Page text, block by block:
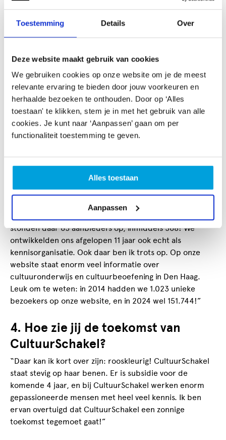
Toestemming Details Over
Deze website maakt gebruik van cookies
We gebruiken cookies op onze website om je de meest
relevante ervaring te bieden door jouw voorkeuren en
herhaalde bezoeken te onthouden. Door op ‘Alles
toestaan' te klikken, stem je in met het gebruik van alle
cookies. Je kunt naar ‘Aanpassen’ gaan om per
functionaliteit toestemming te geven.
Alles toestaan
Aanpassen
ontwikkeling die CultuurSchakel en cultuureducatie en -
beoefening in de stad sinds het begin hebben
doorgemaakt.
Ik ben trots dat we tegenwoordig zo veel kinderen en
jongeren bereiken. Een prachtige prestatie. Ik ben ook
trots dat we ons als organisatie veel meer zijn gaan
richten op de diversiteit van cultuurbeoefening in de
stad. In het begin subsidieerden en adviseerden we
vooral traditionele verenigingen of aanbieders van
cursussen. Inmiddels hebben we veel meer oog voor de
talloze informele groepen en individuen die in deze stad
cultuur maken. We hebben voor hen speciale
subsidieregelingen in het leven geroepen, waarbij je
geen stichting of vereniging hoeft te zijn en heel
laagdrempelig subsidie kan aanvragen. Daarnaast
hebben we een mooie culturele kaart waar de
stonden daar 65 aanbieders op, inmiddels 568! We
ontwikkelden ons afgelopen 11 jaar ook echt als
kennisorganisatie. Ook daar ben ik trots op. Op onze
website staat enorm veel informatie over
cultuuronderwijs en cultuurbeoefening in Den Haag.
Leuk om te weten: in 2014 hadden we 1.023 unieke
bezoekers op onze website, en in 2024 wel 151.744!”
4. Hoe zie jij de toekomst van
CultuurSchakel?
“Daar kan ik kort over zijn: rooskleurig! CultuurSchakel
staat stevig op haar benen. Er is subsidie voor de
komende 4 jaar, en bij CultuurSchakel werken enorm
gepassioneerde mensen met heel veel kennis. Ik ben
ervan overtuigd dat CultuurSchakel een zonnige
toekomst tegemoet gaat!”